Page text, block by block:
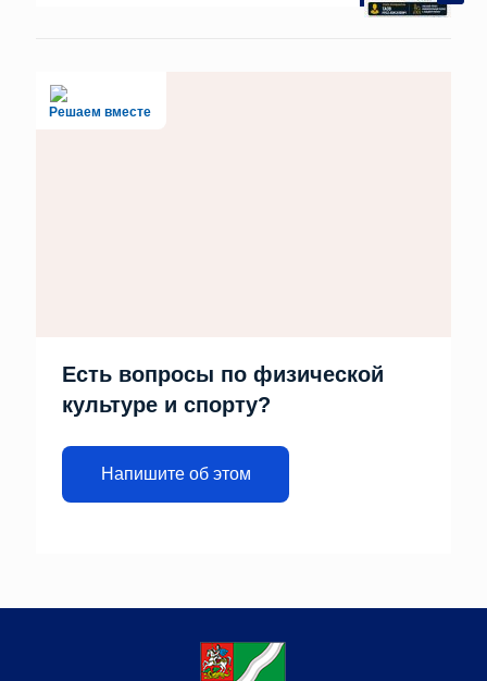
Решаем вместе
Есть вопросы по физической
культуре и спорту?
Напишите об этом